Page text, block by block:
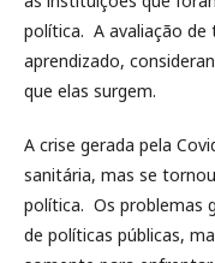
política. A avaliação de
aprendizado,
que elas surgem.
A crise gerada pela
sanitária, mas se
política. Os problemas
de políticas públicas,